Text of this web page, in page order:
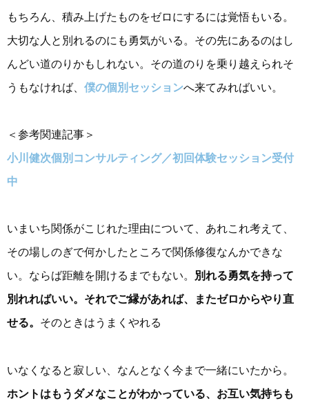
もちろん、積み上げたものをゼロにするには覚悟もいる。
大切な人と別れるのにも勇気がいる。その先にあるのはし
んどい道のりかもしれない。その道のりを乗り越えられそ
うもなければ、 僕の個別セッションへ来てみればいい。
＜参考関連記事＞
小川健次個別コンサルティング／初回体験セッション受付
中
いまいち関係がこじれた理由について、あれこれ考えて、
その場しのぎで何かしたところで関係修復なんかできな
い。ならば距離を開けるまでもない。
別れる勇気を持って
別れればいい。それでご縁があれば、またゼロからやり直
せる。 そのときはうまくやれる
いなくなると寂しい、なんとなく今まで一緒にいたから。
ホントはもうダメなことがわかっている、お互い気持ちも